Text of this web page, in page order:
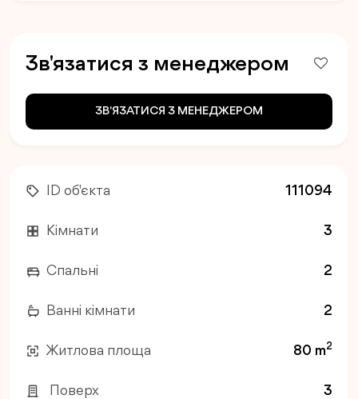
Зв'язатися з менеджером
ЗВ'ЯЗАТИСЯ З МЕНЕДЖЕРОМ
ID об'єкта 111094
Кімнати 3
Спальні 2
Ванні кімнати 2
Житлова площа 80 m2
Поверх 3